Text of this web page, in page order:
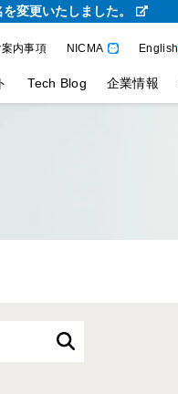
変更いたしました。
内事項 NICMA English
Tech Blog 企業情報